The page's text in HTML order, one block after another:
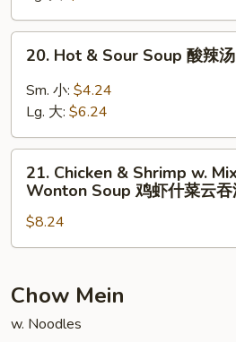
Bean
Curd
Soup
腐
Hot
Sour
酸
20. Hot & Sour Soup 酸辣汤
Sm. 小: $4.24
Lg. 大: $6.24
Chicken
Shrimp
w.
Vegetable
Soup
21. Chicken & Shrimp w.
Wonton Soup 鸡虾什菜云吞
$8.24
Chow Mein
w. Noodles